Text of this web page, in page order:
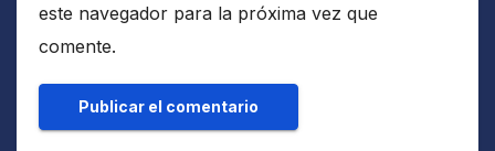
este navegador para la próxima vez que
comente.